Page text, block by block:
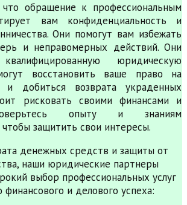
обращение к профессиональным
вам конфиденциальность и
Они помогут вам избежать
и неправомерных действий. Они
юридическую
восстановить ваше право на
и добиться возврата украденных
рисковать своими финансами и
опыту и знаниям
защитить свои интересы.
денежных средств и защиты от
наши юридические партнеры
выбор профессиональных услуг
финансового и делового успеха: